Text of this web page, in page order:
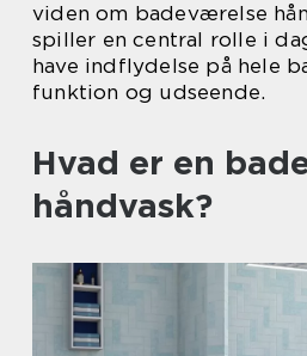
viden om badeværelse
spiller en central rolle i
have indflydelse på hele
funktion og udseende.
Hvad er en
håndvask?